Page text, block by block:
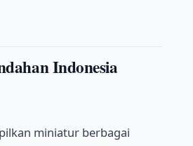
Indonesia
miniatur berbagai